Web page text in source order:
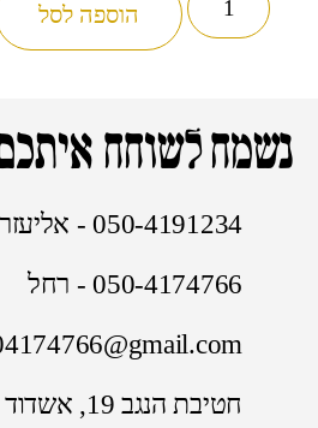
הוספה לסל
נשמח לשוחח
050-4191234 - אליעזר
050-4174766 - רחל
חטיבת הנגב 19, אשדוד